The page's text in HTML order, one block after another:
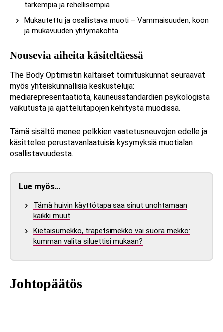
tarkempia ja rehellisempiä
Mukautettu ja osallistava muoti – Vammaisuuden, koon
ja mukavuuden yhtymäkohta
Nousevia aiheita käsiteltäessä
The Body Optimistin kaltaiset toimituskunnat seuraavat
myös yhteiskunnallisia keskusteluja:
mediarepresentaatiota, kauneusstandardien psykologista
vaikutusta ja ajattelutapojen kehitystä muodissa.
Tämä sisältö menee pelkkien vaatetusneuvojen edelle ja
käsittelee perustavanlaatuisia kysymyksiä muotialan
osallistavuudesta.
Lue myös…
Tämä huivin käyttötapa saa sinut unohtamaan
kaikki muut
Kietaisumekko, trapetsimekko vai suora mekko:
kumman valita siluettisi mukaan?
Johtopäätös